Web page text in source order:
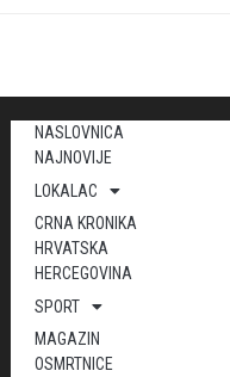
NASLOVNICA
NAJNOVIJE
LOKALAC
CRNA KRONIKA
HRVATSKA
HERCEGOVINA
SPORT
MAGAZIN
OSMRTNICE